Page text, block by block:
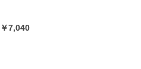
￥7,040